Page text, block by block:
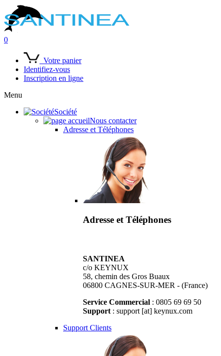
0
Votre panier
Identifiez-vous
Inscription en ligne
Menu
Société
Nous contacter
Adresse et Téléphones
Adresse et Téléphones
SANTINEA
c/o KEYNUX
58, chemin des Gros Buaux
06800 CAGNES-SUR-MER - (France)
Service Commercial : 0805 69 69 50
Support : support [at] keynux.com
Support Clients